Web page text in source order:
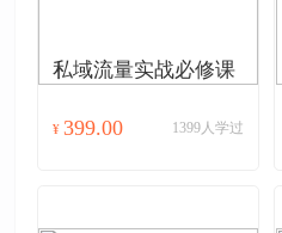
私域流量实战必修课
¥ 399.00 1399人学过